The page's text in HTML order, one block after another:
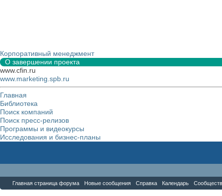
Корпоративный менеджмент
О завершении проекта
www.cfin.ru
www.marketing.spb.ru
Главная
Библиотека
Поиск компаний
Поиск пресс-релизов
Программы и видеокурсы
Исследования и бизнес-планы
Главная страница форума Новые сообщения Справка Календарь